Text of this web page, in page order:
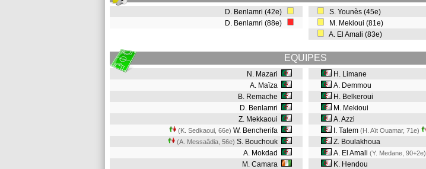
D. Benlamri (42e)
D. Benlamri (88e)
S. Younès (45e)
M. Mekioui (81e)
A. El Amali (83e)
EQUIPES
N. Mazari
A. Maïza
B. Remache
D. Benlamri
Z. Mekkaoui
(K. Sedkaoui, 66e) W. Bencherifa
(A. Messaâdia, 56e) S. Bouchouk
A. Mokdad
M. Camara
H. Limane
A. Demmou
H. Belkeroui
M. Mekioui
A. Azzi
I. Tatem (H. Aït Ouamar, 71e)
Z. Boulakhoua
A. El Amali (Y. Medane, 90+2e)
K. Hendou